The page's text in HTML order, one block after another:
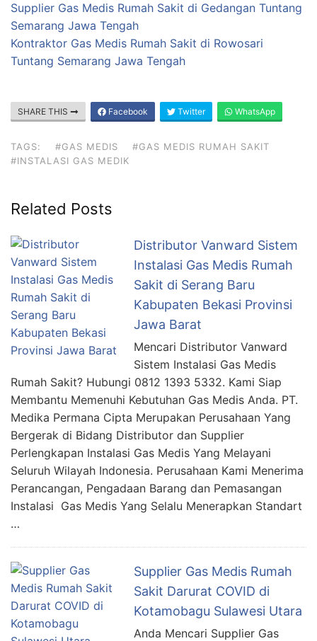
Supplier Gas Medis Rumah Sakit di Gedangan Tuntang
Semarang Jawa Tengah
Kontraktor Gas Medis Rumah Sakit di Rowosari
Tuntang Semarang Jawa Tengah
SHARE THIS Facebook Twitter WhatsApp
TAGS: #GAS MEDIS
#GAS MEDIS RUMAH SAKIT
#INSTALASI GAS MEDIK
Related Posts
Distributor Vanward Sistem
Instalasi Gas Medis Rumah
Sakit di Serang Baru
Kabupaten Bekasi Provinsi
Jawa Barat
Mencari Distributor Vanward
Sistem Instalasi Gas Medis
Rumah Sakit? Hubungi 0812 1393 5332. Kami Siap
Membantu Memenuhi Kebutuhan Gas Medis Anda. PT.
Medika Permana Cipta Merupakan Perusahaan Yang
Bergerak di Bidang Distributor dan Supplier
Perlengkapan Instalasi Gas Medis Yang Melayani
Seluruh Wilayah Indonesia. Perusahaan Kami Menerima
Perancangan, Pengadaan Barang dan Pemasangan
Instalasi Gas Medis Yang Selalu Menerapkan Standart
…
Supplier Gas Medis Rumah
Sakit Darurat COVID di
Kotamobagu Sulawesi Utara
Anda Mencari Supplier Gas